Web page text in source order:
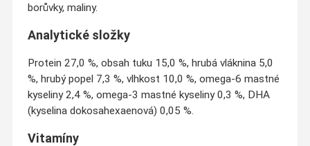
borůvky, maliny.
Analytické složky
Protein 27,0 %, obsah tuku 15,0 %, hrubá vláknina 5,0
%, hrubý popel 7,3 %, vlhkost 10,0 %, omega-6 mastné
kyseliny 2,4 %, omega-3 mastné kyseliny 0,3 %, DHA
(kyselina dokosahexaenová) 0,05 %.
Vitamíny